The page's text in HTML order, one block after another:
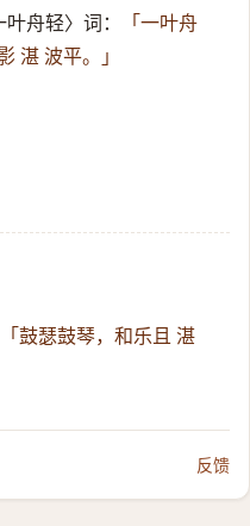
舟轻〉词：
「一叶舟
湛 波平。」
「鼓瑟鼓琴，和乐且 湛
反馈